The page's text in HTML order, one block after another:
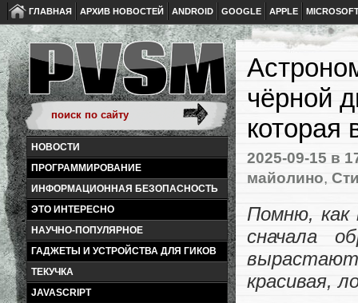
ГЛАВНАЯ АРХИВ НОВОСТЕЙ ANDROID GOOGLE APPLE
НОВОСТИ
ПРОГРАММИРОВАНИЕ
ИНФОРМАЦИОННАЯ БЕЗОПАСНОСТЬ
ЭТО ИНТЕРЕСНО
НАУЧНО-ПОПУЛЯРНОЕ
ГАДЖЕТЫ И УСТРОЙСТВА ДЛЯ ГИКОВ
ТЕКУЧКА
JAVASCRIPT
чёрной
которая
2025-09-15 в
майолино,
Помню, как
сначала
красивая,